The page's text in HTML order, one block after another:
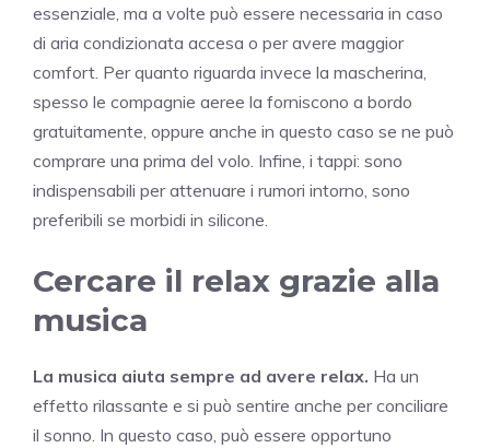
essenziale, ma a volte può essere necessaria in caso
di aria condizionata accesa o per avere maggior
comfort. Per quanto riguarda invece la mascherina,
spesso le compagnie aeree la forniscono a bordo
gratuitamente, oppure anche in questo caso se ne può
comprare una prima del volo. Infine, i tappi: sono
indispensabili per attenuare i rumori intorno, sono
preferibili se morbidi in silicone.
Cercare il relax grazie alla
musica
La musica aiuta sempre ad avere relax. Ha un
effetto rilassante e si può sentire anche per conciliare
il sonno. In questo caso, può essere opportuno